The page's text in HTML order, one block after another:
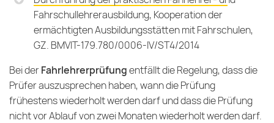
Fahrschullehrerausbildung, Kooperation der
ermächtigten Ausbildungsstätten mit Fahrschulen,
GZ. BMVIT-179.780/0006-IV/ST4/2014
Bei derFahrlehrerprüfungentfällt die Regelung, dass die
Prüfer auszusprechen haben, wann die Prüfung
frühestens wiederholt werden darf und dass die Prüfung
nicht vor Ablauf von zwei Monaten wiederholt werden darf.